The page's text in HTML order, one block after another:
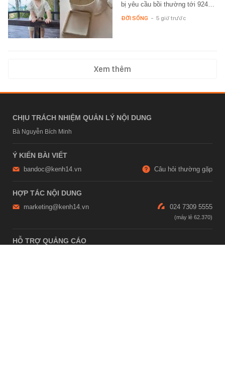
bị yêu cầu bồi thường tới 924…
ĐỜI SỐNG - 5 giờ trước
Xem thêm
CHỊU TRÁCH NHIỆM QUẢN LÝ NỘI DUNG
Bà Nguyễn Bích Minh
Ý KIẾN BÀI VIẾT
bandoc@kenh14.vn Câu hỏi thường gặp
HỢP TÁC NỘI DUNG
marketing@kenh14.vn 024 7309 5555
HỖ TRỢ QUẢNG CÁO